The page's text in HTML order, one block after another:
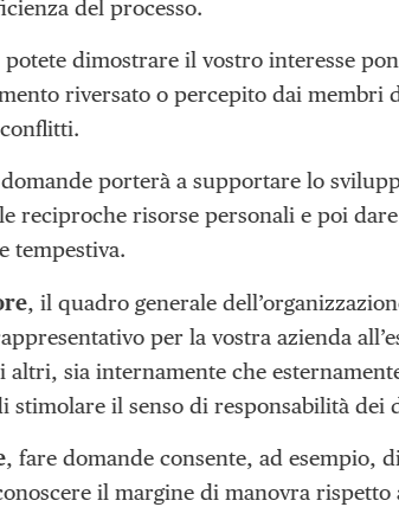
del processo.
potete dimostrare il vostro interesse
riversato o percepito dai membri
porterà a supportare lo
reciproche risorse personali e poi
tempestiva.
, il quadro generale
per la vostra azienda
altri, sia internamente che
stimolare il senso di responsabilità dei
, fare domande consente, ad esempio,
il margine di manovra